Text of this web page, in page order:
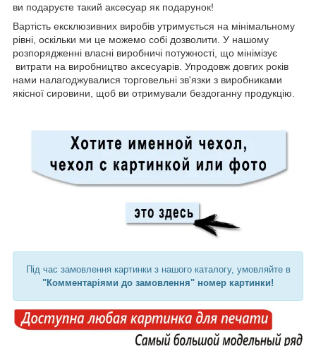
ви подаруєте такий аксесуар як подарунок!
Вартість ексклюзивних виробів утримується на мінімальному
рівні, оскільки ми це можемо собі дозволити. У нашому
розпорядженні власні виробничі потужності, що мінімізує
витрати на виробництво аксесуарів. Упродовж довгих років
нами налагоджувалися торговельні зв'язки з виробниками
якісної сировини, щоб ви отримували бездоганну продукцію.
Під час замовлення картинки з нашого каталогу, умовляйте в
"Комментаріями до замовлення" номер картинки!